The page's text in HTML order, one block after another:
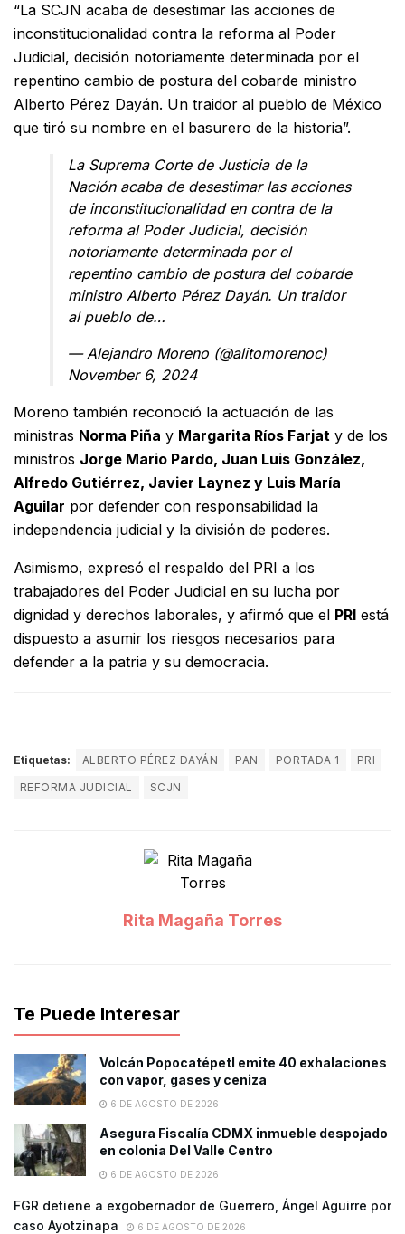
“La SCJN acaba de desestimar las acciones de
inconstitucionalidad contra la reforma al Poder
Judicial, decisión notoriamente determinada por el
repentino cambio de postura del cobarde ministro
Alberto Pérez Dayán. Un traidor al pueblo de México
que tiró su nombre en el basurero de la historia”.
La Suprema Corte de Justicia de la
Nación acaba de desestimar las acciones
de inconstitucionalidad en contra de la
reforma al Poder Judicial, decisión
notoriamente determinada por el
repentino cambio de postura del cobarde
ministro Alberto Pérez Dayán. Un traidor
al pueblo de…
— Alejandro Moreno (@alitomorenoc)
November 6, 2024
Moreno también reconoció la actuación de las
ministras Norma Piña y Margarita Ríos Farjat y de los
ministros Jorge Mario Pardo, Juan Luis González,
Alfredo Gutiérrez, Javier Laynez y Luis María
Aguilar por defender con responsabilidad la
independencia judicial y la división de poderes.
Asimismo, expresó el respaldo del PRI a los
trabajadores del Poder Judicial en su lucha por
dignidad y derechos laborales, y afirmó que el PRI está
dispuesto a asumir los riesgos necesarios para
defender a la patria y su democracia.
Etiquetas: ALBERTO PÉREZ DAYÁN PAN PORTADA 1
PRI
REFORMA JUDICIAL
SCJN
Rita Magaña Torres
Te Puede Interesar
Volcán Popocatépetl emite 40 exhalaciones
con vapor, gases y ceniza
6 DE AGOSTO DE 2026
Asegura Fiscalía CDMX inmueble despojado
en colonia Del Valle Centro
6 DE AGOSTO DE 2026
FGR detiene a exgobernador de Guerrero, Ángel Aguirre por
caso Ayotzinapa
6 DE AGOSTO DE 2026